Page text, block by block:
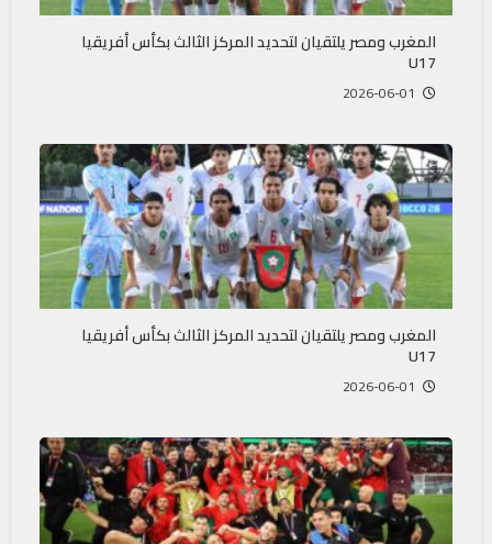
المغرب ومصر يلتقيان لتحديد المركز الثالث بكأس أفريقيا
U17
المغرب ومصر يلتقيان لتحديد المركز الثالث بكأس أفريقيا
U17